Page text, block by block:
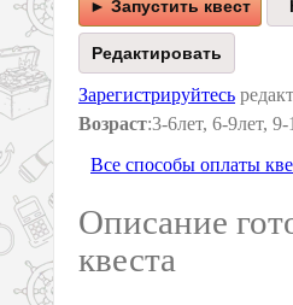
► Запустить квест
Зарегистрируйтесь
Возраст:3-6лет, 6-9лет, 9-
Все способы оплаты
Описание
квеста